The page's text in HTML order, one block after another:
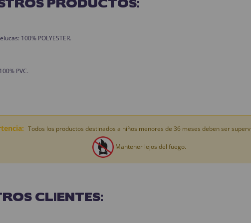
100% POLYESTER.
PVC.
Todos los productos destinados a niños menores de 36 meses deben ser
Mantener lejos del fuego.
CLIENTES: